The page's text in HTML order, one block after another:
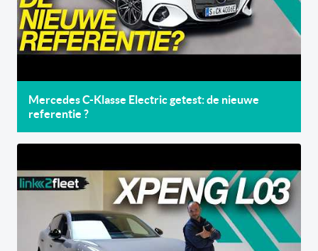
Mercedes C-Klasse Electric getest: de nieuwe
referentie ?